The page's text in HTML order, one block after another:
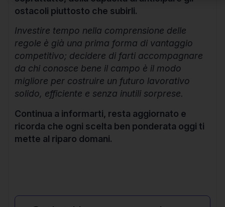
ostacoli piuttosto che subirli.
Investire tempo nella comprensione delle
regole è già una prima forma di vantaggio
competitivo; decidere di farti accompagnare
da chi conosce bene il campo è il modo
migliore per costruire un futuro lavorativo
solido, efficiente e senza inutili sorprese.
Continua a informarti, resta aggiornato e
ricorda che ogni scelta ben ponderata oggi ti
mette al riparo domani.